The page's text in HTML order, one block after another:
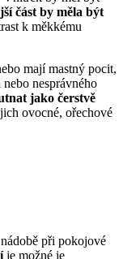
část by měla být
k měkkému
mají mastný pocit,
nesprávného
jako čerstvě
ovocné, ořechové
při pokojové
je možné je